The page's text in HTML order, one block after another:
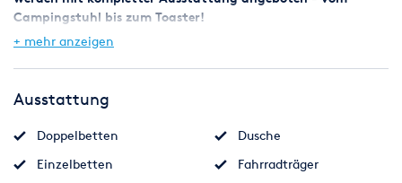
Campingstuhl bis zum Toaster!
Urlaubstraum erfüllen oder einen schönen Kurztrip machen.
In unseren gepflegten und modernen Fahrzeugen mit
hochwertiger Ausstattung können Sie sich wohlfühlen.
unvergessliche Reiseerlebnisse.
+ mehr anzeigen
Ausstattung
Doppelbetten
Dusche
Einzelbetten
Fahrradträger